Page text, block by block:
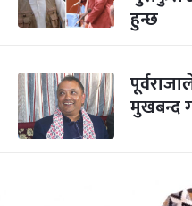
हुन्छ
मुखबन्द